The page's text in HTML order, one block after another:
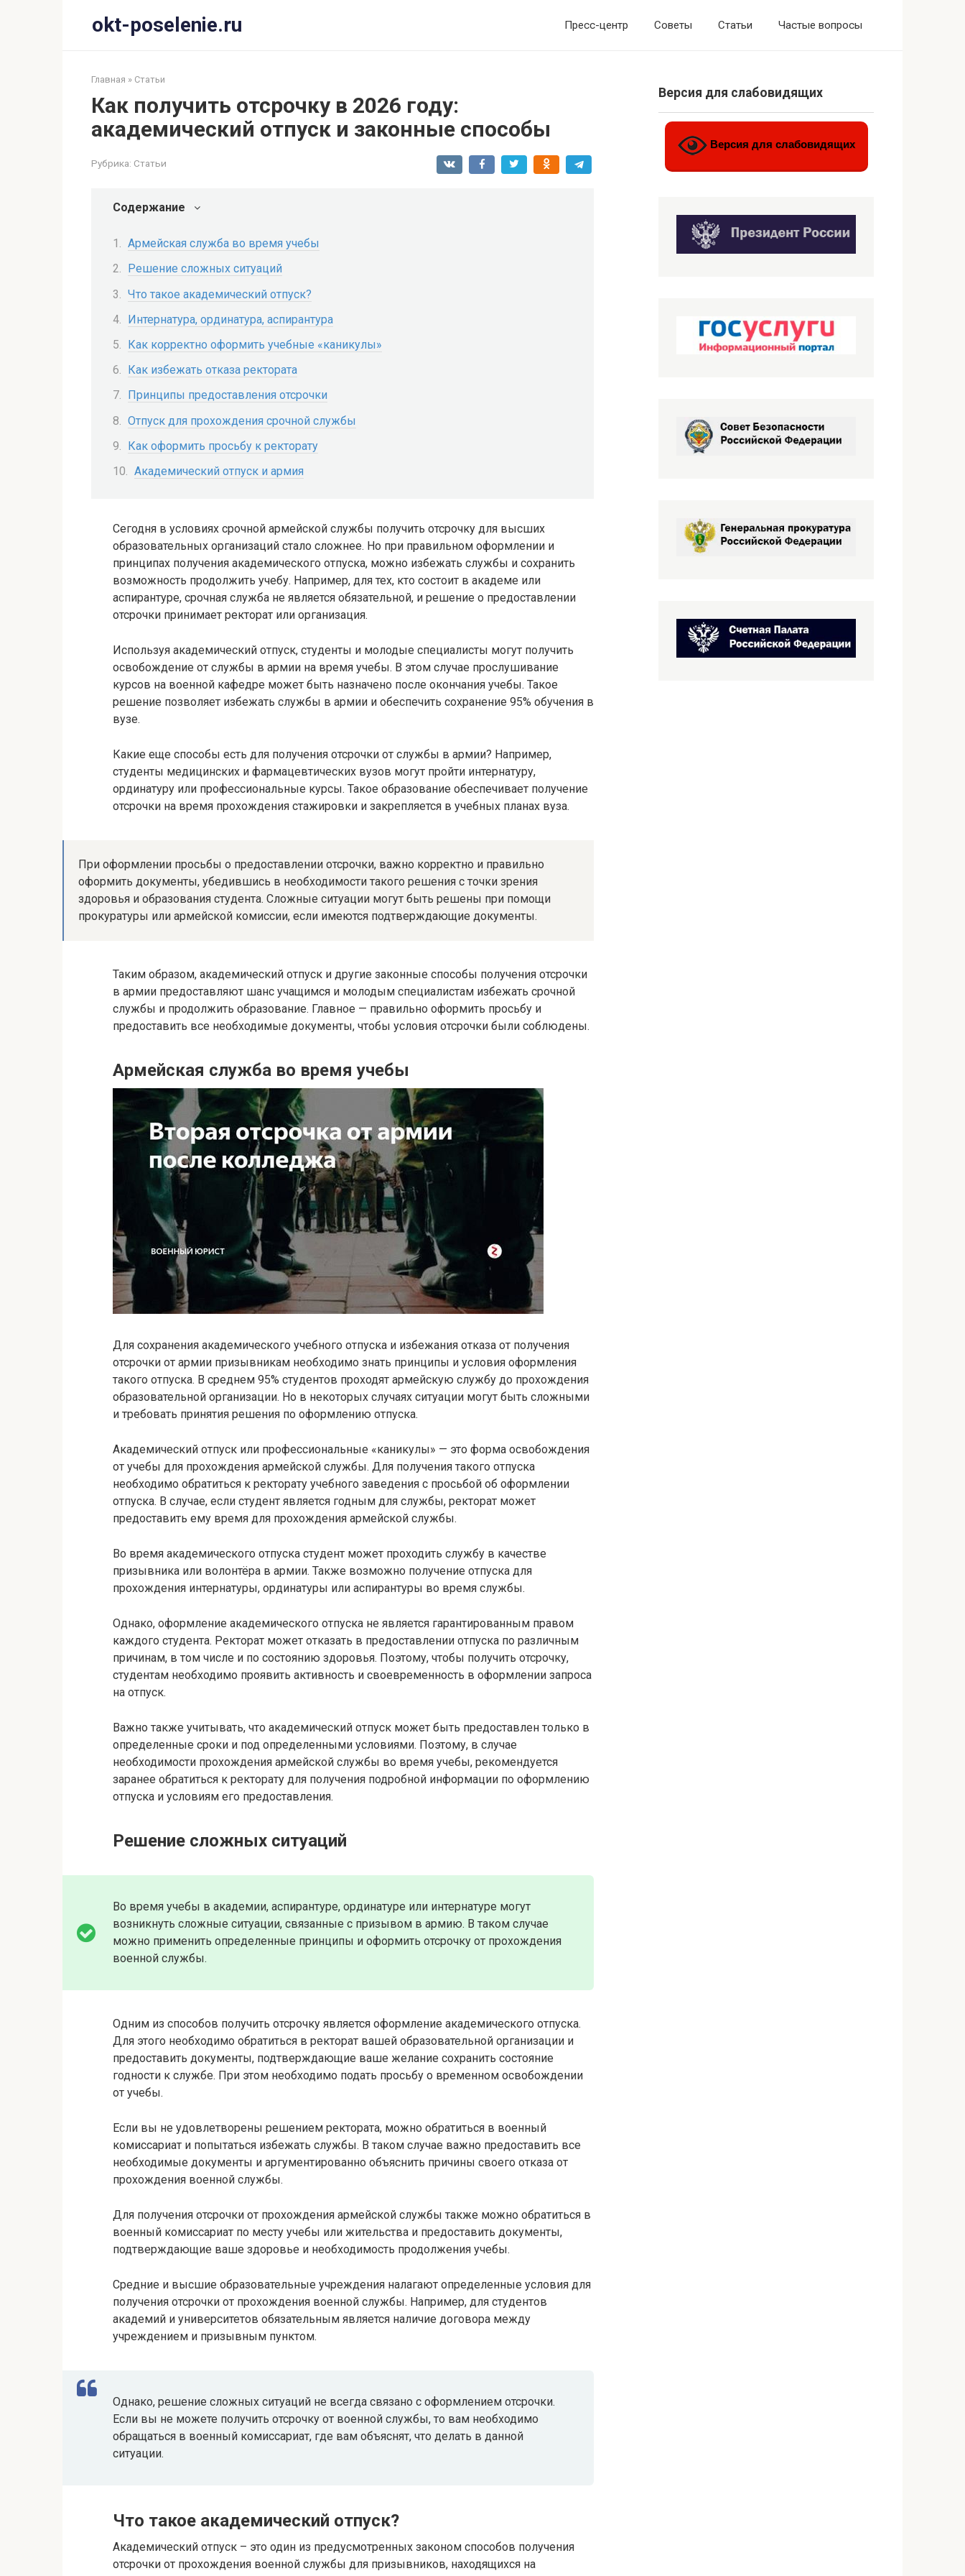
okt-poselenie.ru Пресс-центр Советы Статьи Частые вопросы
Главная » Статьи
Как получить отсрочку в 2026 году:
академический отпуск и законные способы
Рубрика: Статьи
Содержание
Армейская служба во время учебы
Решение сложных ситуаций
Что такое академический отпуск?
Интернатура, ординатура, аспирантура
Как корректно оформить учебные «каникулы»
Как избежать отказа ректората
Принципы предоставления отсрочки
Отпуск для прохождения срочной службы
Как оформить просьбу к ректорату
Академический отпуск и армия
Сегодня в условиях срочной армейской службы получить отсрочку для высших
образовательных организаций стало сложнее. Но при правильном оформлении и
принципах получения академического отпуска, можно избежать службы и сохранить
возможность продолжить учебу. Например, для тех, кто состоит в академе или
аспирантуре, срочная служба не является обязательной, и решение о предоставлении
отсрочки принимает ректорат или организация.
Используя академический отпуск, студенты и молодые специалисты могут получить
освобождение от службы в армии на время учебы. В этом случае прослушивание
курсов на военной кафедре может быть назначено после окончания учебы. Такое
решение позволяет избежать службы в армии и обеспечить сохранение 95% обучения в
вузе.
Какие еще способы есть для получения отсрочки от службы в армии? Например,
студенты медицинских и фармацевтических вузов могут пройти интернатуру,
ординатуру или профессиональные курсы. Такое образование обеспечивает получение
отсрочки на время прохождения стажировки и закрепляется в учебных планах вуза.
При оформлении просьбы о предоставлении отсрочки, важно корректно и правильно
оформить документы, убедившись в необходимости такого решения с точки зрения
здоровья и образования студента. Сложные ситуации могут быть решены при помощи
прокуратуры или армейской комиссии, если имеются подтверждающие документы.
Таким образом, академический отпуск и другие законные способы получения отсрочки
в армии предоставляют шанс учащимся и молодым специалистам избежать срочной
службы и продолжить образование. Главное — правильно оформить просьбу и
предоставить все необходимые документы, чтобы условия отсрочки были соблюдены.
Армейская служба во время учебы
Для сохранения академического учебного отпуска и избежания отказа от получения
отсрочки от армии призывникам необходимо знать принципы и условия оформления
такого отпуска. В среднем 95% студентов проходят армейскую службу до прохождения
образовательной организации. Но в некоторых случаях ситуации могут быть сложными
и требовать принятия решения по оформлению отпуска.
Академический отпуск или профессиональные «каникулы» — это форма освобождения
от учебы для прохождения армейской службы. Для получения такого отпуска
необходимо обратиться к ректорату учебного заведения с просьбой об оформлении
отпуска. В случае, если студент является годным для службы, ректорат может
предоставить ему время для прохождения армейской службы.
Во время академического отпуска студент может проходить службу в качестве
призывника или волонтёра в армии. Также возможно получение отпуска для
прохождения интернатуры, ординатуры или аспирантуры во время службы.
Однако, оформление академического отпуска не является гарантированным правом
каждого студента. Ректорат может отказать в предоставлении отпуска по различным
причинам, в том числе и по состоянию здоровья. Поэтому, чтобы получить отсрочку,
студентам необходимо проявить активность и своевременность в оформлении запроса
на отпуск.
Важно также учитывать, что академический отпуск может быть предоставлен только в
определенные сроки и под определенными условиями. Поэтому, в случае
необходимости прохождения армейской службы во время учебы, рекомендуется
заранее обратиться к ректорату для получения подробной информации по оформлению
отпуска и условиям его предоставления.
Решение сложных ситуаций
Во время учебы в академии, аспирантуре, ординатуре или интернатуре могут
возникнуть сложные ситуации, связанные с призывом в армию. В таком случае
можно применить определенные принципы и оформить отсрочку от прохождения
военной службы.
Одним из способов получить отсрочку является оформление академического отпуска.
Для этого необходимо обратиться в ректорат вашей образовательной организации и
предоставить документы, подтверждающие ваше желание сохранить состояние
годности к службе. При этом необходимо подать просьбу о временном освобождении
от учебы.
Если вы не удовлетворены решением ректората, можно обратиться в военный
комиссариат и попытаться избежать службы. В таком случае важно предоставить все
необходимые документы и аргументированно объяснить причины своего отказа от
прохождения военной службы.
Для получения отсрочки от прохождения армейской службы также можно обратиться в
военный комиссариат по месту учебы или жительства и предоставить документы,
подтверждающие ваше здоровье и необходимость продолжения учебы.
Средние и высшие образовательные учреждения налагают определенные условия для
получения отсрочки от прохождения военной службы. Например, для студентов
академий и университетов обязательным является наличие договора между
учреждением и призывным пунктом.
Однако, решение сложных ситуаций не всегда связано с оформлением отсрочки.
Если вы не можете получить отсрочку от военной службы, то вам необходимо
обращаться в военный комиссариат, где вам объяснят, что делать в данной
ситуации.
Что такое академический отпуск?
Академический отпуск – это один из предусмотренных законом способов получения
отсрочки от прохождения военной службы для призывников, находящихся на
Версия для слабовидящих
Версия для слабовидящих